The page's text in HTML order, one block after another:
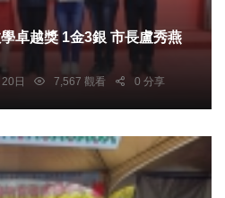
1金3銀 市長盧秀燕
日 7,567 觀看 0 分享